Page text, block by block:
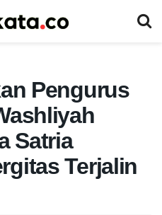
Pengurus
Satria
Terjalin